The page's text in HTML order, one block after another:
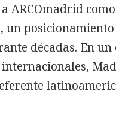
ARCOmadrid
un
décadas. En un